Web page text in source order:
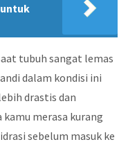
tubuh sangat lemas
dalam kondisi ini
drastis dan
merasa kurang
sebelum masuk ke